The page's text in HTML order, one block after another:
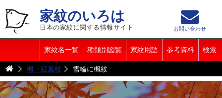
家紋のいろは
日本の家紋に関する情報サイト
家紋名一覧 種類別図覧 家紋用語 参考資料 検索
お問い合わせ
楓・紅葉紋 雪輪に楓紋